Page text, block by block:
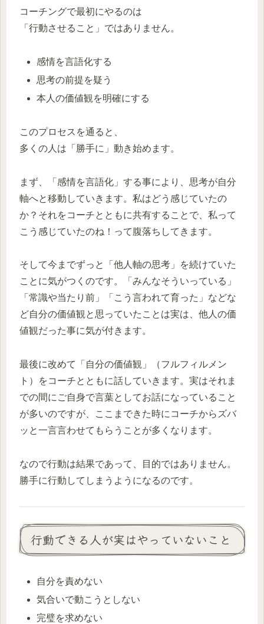
コーチングで最初にやるのは
「行動させること」ではありません。
感情を言語化する
思考の前提を疑う
本人の価値観を明確にする
このプロセスを通ると、
多くの人は「勝手に」動き始めます。
まず、「感情を言語化」する事により、思考が自分
軸へと移動していきます。私はどう感じていたの
か？それをコーチとともに共有することで、私って
こう感じていたのね！って腹落ちしてきます。
そして今までずっと「他人軸の思考」を続けていた
ことに気がつくのです。「みんなそういっている」
「常識や当たり前」「こう言われて育った」などな
ど自分の価値観と思っていたことは実は、他人の価
値観だった事に気が付きます。
最後に改めて「自分の価値観」（フルフィルメン
ト）をコーチとともに話していきます。実はそれま
での間にご自身で言葉としてお話になっていること
が多いのですが、ここまできた時にコーチからズバ
ッと一言言わせてもらうことが多くなります。
なので行動は結果であって、目的ではありません。
勝手に行動してしまうようになるのです。
行動できる人が実はやっていないこと
自分を責めない
気合いで動こうとしない
完璧を求めない